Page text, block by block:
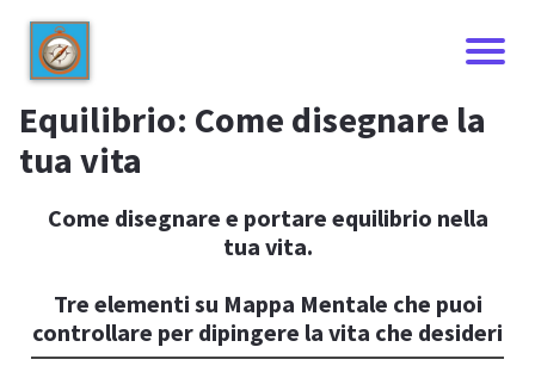
Equilibrio: Come disegnare la
tua vita
Come disegnare e portare equilibrio nella
tua vita.
Tre elementi su Mappa Mentale che puoi
controllare per dipingere la vita che desideri